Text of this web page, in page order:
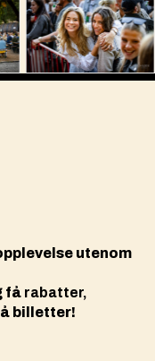
utenom
få rabatter,
billetter!